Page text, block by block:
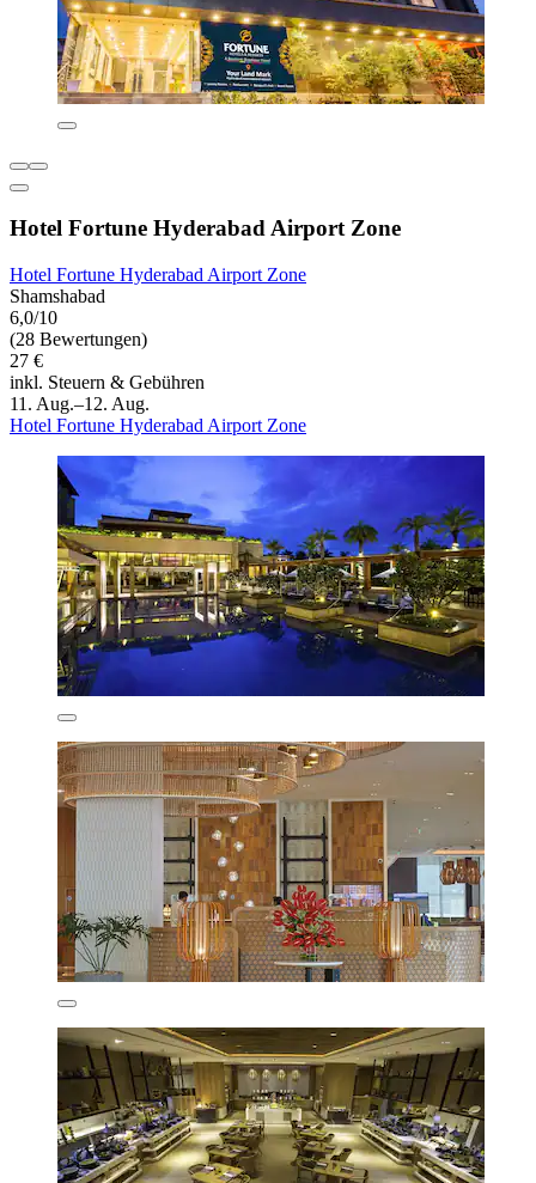
Hotel Fortune Hyderabad Airport Zone
Hotel Fortune Hyderabad Airport Zone
Shamshabad
6,0/10
(28 Bewertungen)
27 €
inkl. Steuern & Gebühren
11. Aug.–12. Aug.
Hotel Fortune Hyderabad Airport Zone